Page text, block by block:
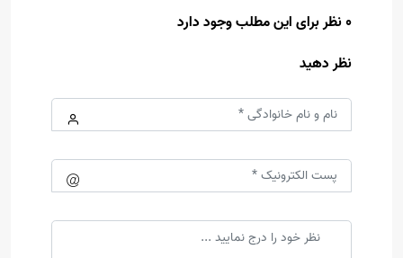
0 نظر برای این مطلب وجود دارد
نظر دهید